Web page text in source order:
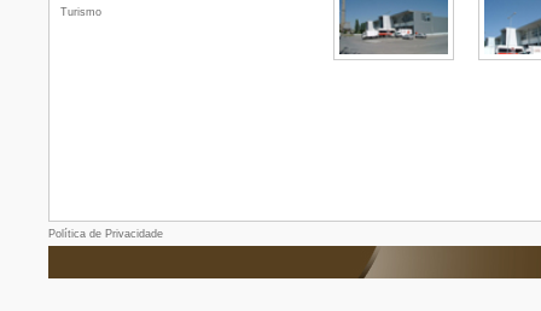
Turismo
Política de Privacidade